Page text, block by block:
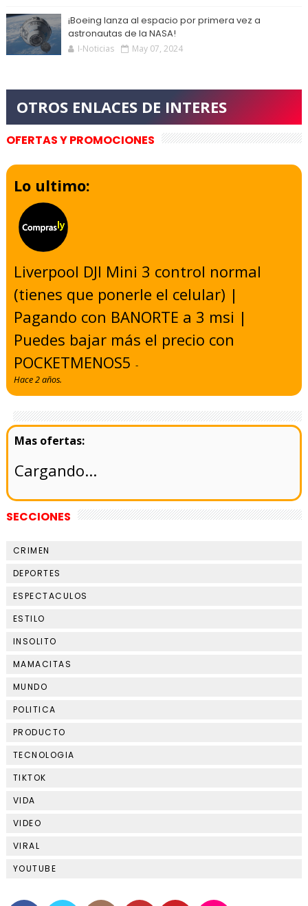
¡Boeing lanza al espacio por primera vez a
astronautas de la NASA!
I-Noticias May 07, 2024
OFERTAS Y PROMOCIONES
Lo ultimo:
Liverpool DJI Mini 3 control normal
(tienes que ponerle el celular) |
Pagando con BANORTE a 3 msi |
Puedes bajar más el precio con
POCKETMENOS5-
Hace 2 años.
Cargando...
SECCIONES
CRIMEN
DEPORTES
ESPECTACULOS
ESTILO
INSOLITO
MAMACITAS
MUNDO
POLITICA
PRODUCTO
TECNOLOGIA
TIKTOK
VIDA
VIDEO
VIRAL
YOUTUBE